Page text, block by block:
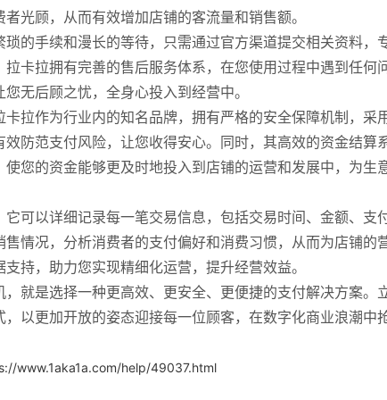
光顾，从而有效增加店铺的客流量和销售额。
的手续和漫长的等待，只需通过官方渠道提交相关资料，
卡拉拥有完善的售后服务体系，在您使用过程中遇到任何
无后顾之忧，全身心投入到经营中。
拉作为行业内的知名品牌，拥有严格的安全保障机制，采
防范支付风险，让您收得安心。同时，其高效的资金结算
您的资金能够更及时地投入到店铺的运营和发展中，为生
可以详细记录每一笔交易信息，包括交易时间、金额、支
情况，分析消费者的支付偏好和消费习惯，从而为店铺的
持，助力您实现精细化运营，提升经营效益。
就是选择一种更高效、更安全、更便捷的支付解决方案。
以更加开放的姿态迎接每一位顾客，在数字化商业浪潮中
www.1aka1a.com/help/49037.html